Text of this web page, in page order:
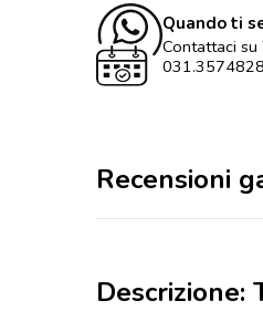
Quando ti
Contattaci
031.3574828
Recensioni
Descrizione: